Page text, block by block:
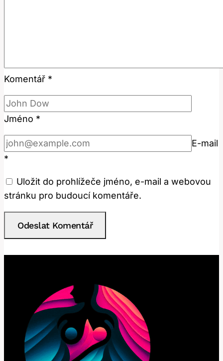
Komentář *
Jméno *
E-mail
*
Uložit do prohlížeče jméno, e-mail a webovou
stránku pro budoucí komentáře.